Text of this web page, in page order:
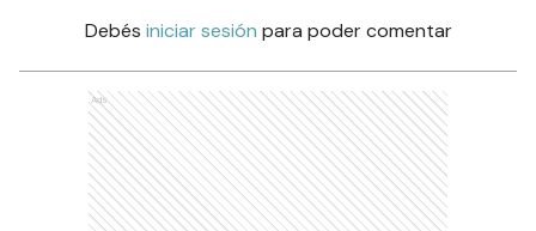
Debés iniciar sesión para poder comentar
Ads